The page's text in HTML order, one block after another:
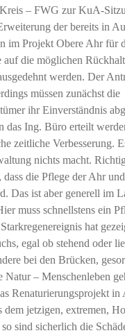
– FWG zur KuA-
der bereits in
im Projekt Obere Ahr für
auf die möglichen
werden. Der
müssen zunächst die
ihr Einverständnis
das Ing. Büro erteilt
zeitliche Verbesserung.
nichts macht.
dass die Pflege der Ahr
Das ist aber generell im
muss schnellstens ein
hat
egal ob stehend oder
bei den Brücken,
Natur – Menschenleben
Renaturierungsprojekt in
dem jetzigen, extremen,
sind sicherlich die